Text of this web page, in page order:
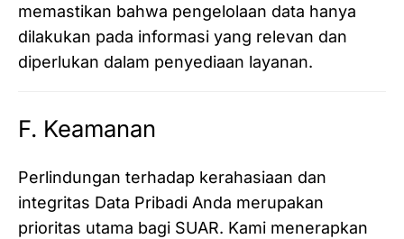
memastikan bahwa pengelolaan data hanya
dilakukan pada informasi yang relevan dan
diperlukan dalam penyediaan layanan.
F. Keamanan
Perlindungan terhadap kerahasiaan dan
integritas Data Pribadi Anda merupakan
prioritas utama bagi SUAR. Kami menerapkan